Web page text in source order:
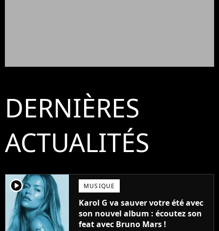
DERNIÈRES
ACTUALITÉS
player2 MUSIQUE
Karol G va sauver votre été avec
son nouvel album : écoutez son
feat avec Bruno Mars !